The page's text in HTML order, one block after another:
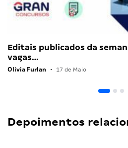
Editais publicados da
vagas…
Olivia Furlan • 17 de Maio
Depoimentos